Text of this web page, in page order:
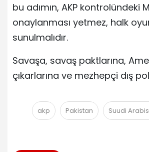
bu adımın, AKP kontrolündeki
onaylanması yetmez, halk
sunulmalıdır.
Savaşa, savaş paktlarına,
çıkarlarına ve mezhepçi dış
akp Pakistan Suudi